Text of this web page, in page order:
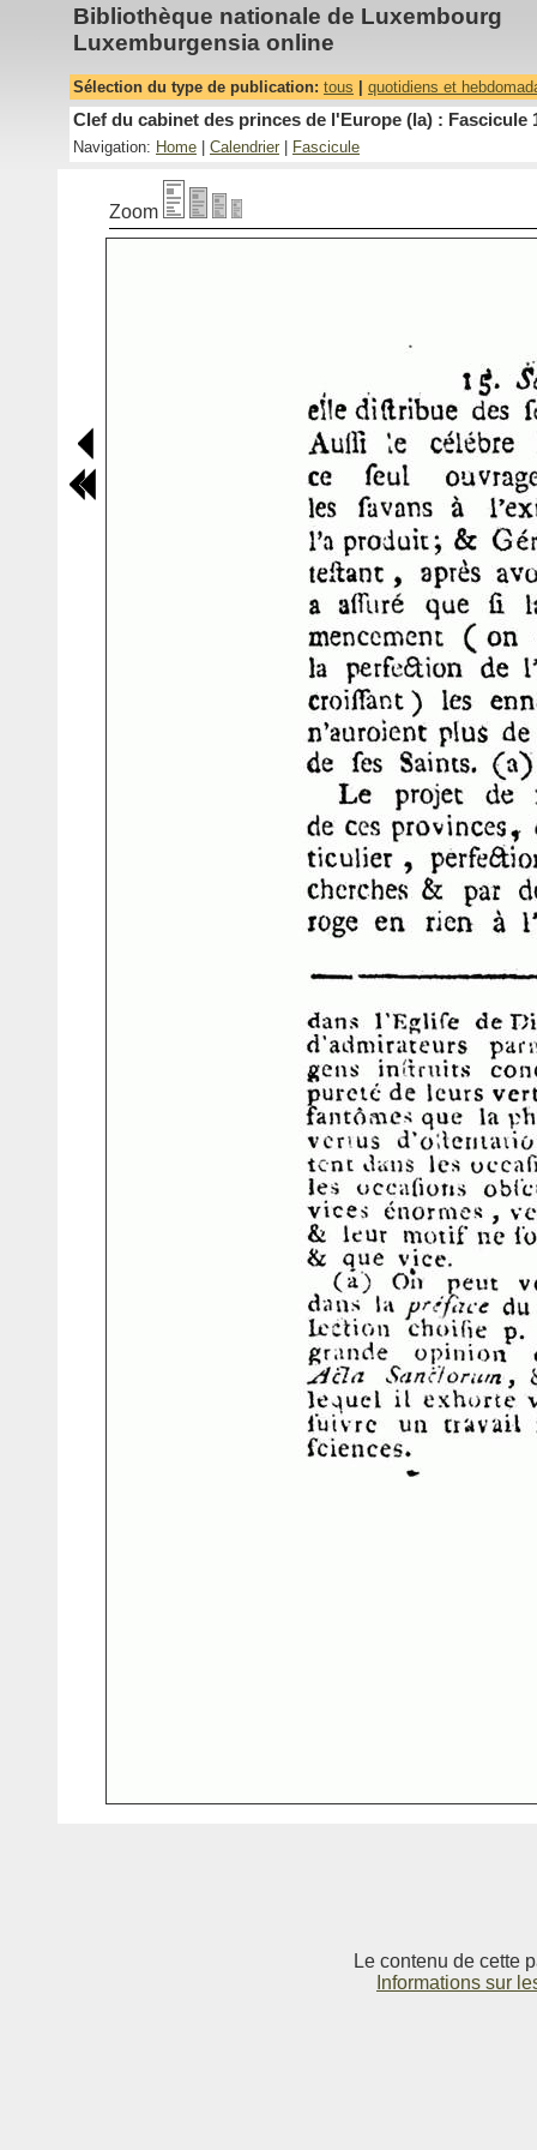
Bibliothèque nationale de Luxembourg
Luxemburgensia online
Sélection du type de publication: tous quotidiens et
Clef du cabinet des princes de l'Europe (la) : Fascicule
Navigation: Home Calendrier Fascicule
Zoom
Le contenu de cette
Informations sur